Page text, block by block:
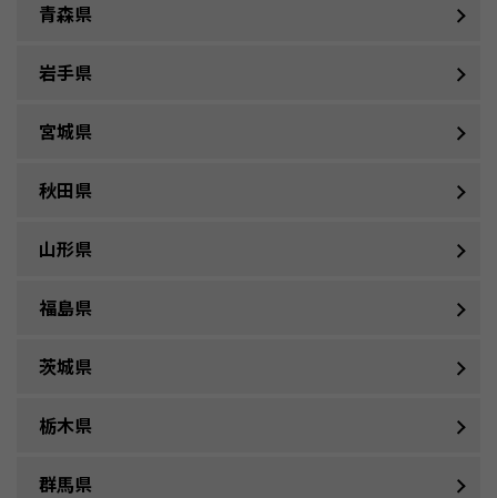
青森県
岩手県
宮城県
秋田県
山形県
福島県
茨城県
栃木県
群馬県